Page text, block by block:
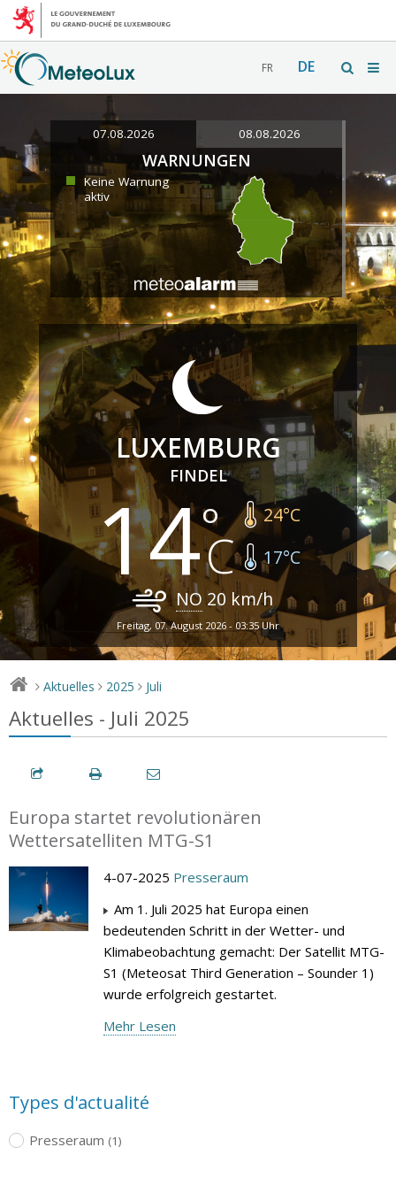
FR DE
07.08.2026 08.08.2026
WARNUNGEN
Keine Warnung
aktiv
LUXEMBURG
FINDEL
14 24°C
17°C
NO 20 km/h
Freitag, 07. August 2026 - 03:35 Uhr
> Aktuelles > 2025 > Juli
Aktuelles - Juli 2025
Europa startet revolutionären
Wettersatelliten MTG-S1
4-07-2025 Presseraum
Am 1. Juli 2025 hat Europa einen
bedeutenden Schritt in der Wetter- und
Klimabeobachtung gemacht: Der Satellit MTG-
S1 (Meteosat Third Generation – Sounder 1)
wurde erfolgreich gestartet.
Mehr Lesen
Types d'actualité
Presseraum (1)